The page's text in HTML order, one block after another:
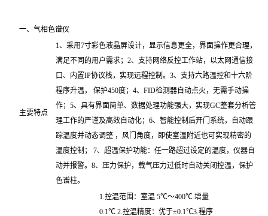
一、气相色谱仪
主要特点
1、采用7寸彩色液晶屏设计，显示信息更全，界面操作更合理，
满足不同的用户需求；2、支持网络反控工作站，以太网通信接
口、内置IP协议栈，实现远程控制。3、支持六路温控和十六阶
程序升温， 保护450度；4、FID检测器自动点火，无需手动操
作；5、具有界面简单、数据处理功能强大，实现GC整套分析管
理工作的严谨及高效自动化；6、智能控制后开门系统，自动跟
踪温度并动态调整 ，风门角度，即使室温附近也可实现精密的
温度控制； 7、超温保护功能：任一路超过设定的温度，仪器自
动并报警。8、压力保护，载气压力过低时自动关闭控温，保护
色谱柱。
1.控温范围：室温 5℃～400℃ 增量
0.1℃ 2.控温精度：优于±0.1℃3.程序